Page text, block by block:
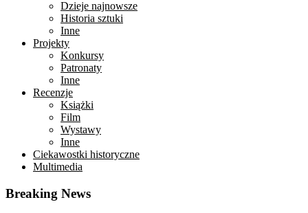
Dzieje najnowsze
Historia sztuki
Inne
Projekty
Konkursy
Patronaty
Inne
Recenzje
Książki
Film
Wystawy
Inne
Ciekawostki historyczne
Multimedia
Breaking News